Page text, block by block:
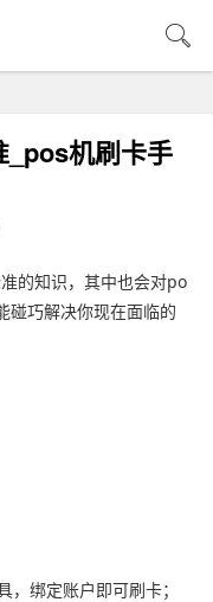
_pos机刷卡手
的知识，其中也会对po
碰巧解决你现在面临的
绑定账户即可刷卡；